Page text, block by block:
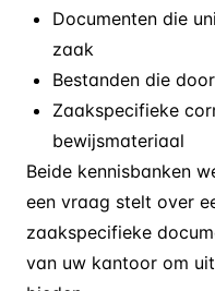
Documenten die
zaak
Bestanden die
Zaakspecifieke
bewijsmateriaal
Beide kennisbanken
een vraag stelt over
zaakspecifieke
van uw kantoor om